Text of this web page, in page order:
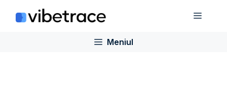
Meniul